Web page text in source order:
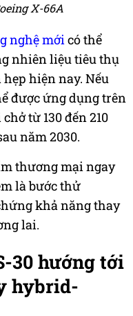
X-66A
nghệ mớicó thể
nhiên liệu tiêu thụ
hiện nay. Nếu
được ứng dụng trên
từ 130 đến 210
năm 2030.
thương mại ngay
là bước thử
khả năng thay
lai.
30 hướng tới
hybrid-